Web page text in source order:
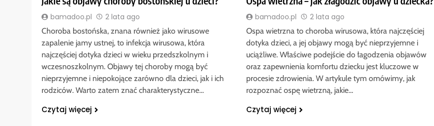
bamadoo.pl 2 lata ago
Choroba bostońska, znana również jako wirusowe
zapalenie jamy ustnej, to infekcja wirusowa, która
najczęściej dotyka dzieci w wieku przedszkolnym i
wczesnoszkolnym. Objawy tej choroby mogą być
nieprzyjemne i niepokojące zarówno dla dzieci, jak i ich
rodziców. Warto zatem znać charakterystyczne…
Czytaj więcej
bamadoo.pl 2 lata ago
Ospa wietrzna to choroba wirusowa, która najczęściej
dotyka dzieci, a jej objawy mogą być nieprzyjemne i
uciążliwe. Właściwe podejście do łagodzenia objawów
oraz zapewnienia komfortu dziecku jest kluczowe w
procesie zdrowienia. W artykule tym omówimy, jak
rozpoznać ospę wietrzną, jakie…
Czytaj więcej